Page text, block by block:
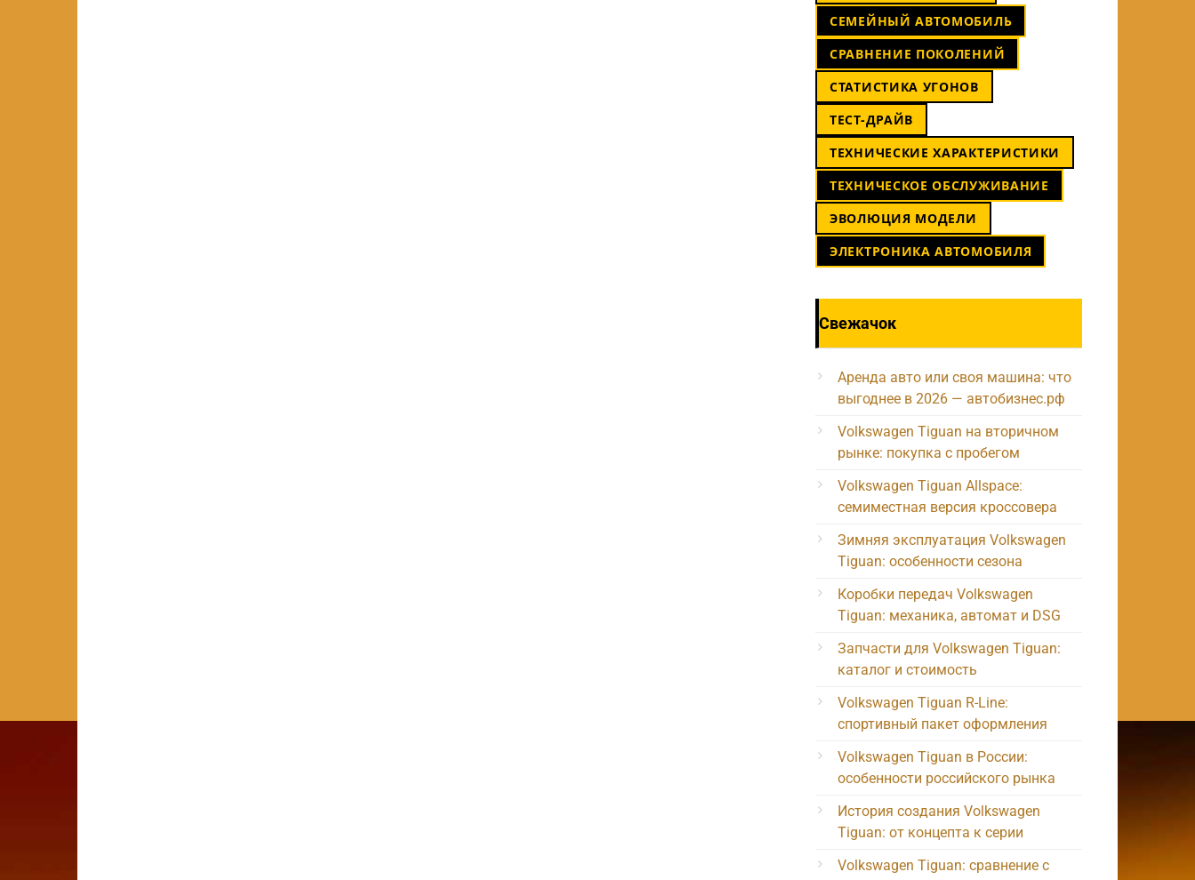
СЕМЕЙНЫЙ АВТОМОБИЛЬ
СРАВНЕНИЕ ПОКОЛЕНИЙ
СТАТИСТИКА УГОНОВ
ТЕСТ-ДРАЙВ
ТЕХНИЧЕСКИЕ ХАРАКТЕРИСТИКИ
ТЕХНИЧЕСКОЕ ОБСЛУЖИВАНИЕ
ЭВОЛЮЦИЯ МОДЕЛИ
ЭЛЕКТРОНИКА АВТОМОБИЛЯ
Свежачок
Аренда авто или своя машина: что
выгоднее в 2026 — автобизнес.рф
Volkswagen Tiguan на вторичном
рынке: покупка с пробегом
Volkswagen Tiguan Allspace:
семиместная версия кроссовера
Зимняя эксплуатация Volkswagen
Tiguan: особенности сезона
Коробки передач Volkswagen
Tiguan: механика, автомат и DSG
Запчасти для Volkswagen Tiguan:
каталог и стоимость
Volkswagen Tiguan R-Line:
спортивный пакет оформления
Volkswagen Tiguan в России:
особенности российского рынка
История создания Volkswagen
Tiguan: от концепта к серии
Volkswagen Tiguan: сравнение с